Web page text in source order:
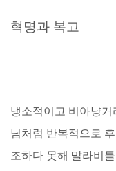
혁명과 복고
냉소적이고 비아냥
님처럼 반복적으로
조하다 못해 말라비